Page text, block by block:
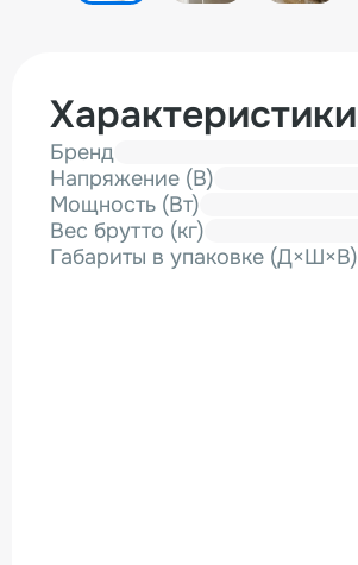
Бренд
Напряжение (В)
Мощность (Вт)
Вес брутто (кг)
Габариты в упаковке